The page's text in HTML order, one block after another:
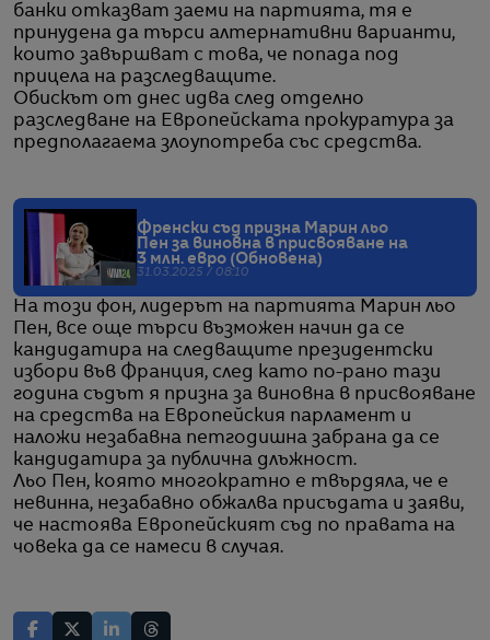
банки отказват заеми на партията, тя е
принудена да търси алтернативни варианти,
които завършват с това, че попада под
прицела на разследващите.
Обискът от днес идва след отделно
разследване на Европейската прокуратура за
предполагаема злоупотреба със средства.
Френски съд призна Марин льо
Пен за виновна в присвояване на
3 млн. евро (Обновена)
31.03.2025 / 08:10
На този фон, лидерът на партията Марин льо
Пен, все още търси възможен начин да се
кандидатира на следващите президентски
избори във Франция, след като по-рано тази
година съдът я призна за виновна в присвояване
на средства на Европейския парламент и
наложи незабавна петгодишна забрана да се
кандидатира за публична длъжност.
Льо Пен, която многократно е твърдяла, че е
невинна, незабавно обжалва присъдата и заяви,
че настоява Европейският съд по правата на
човека да се намеси в случая.